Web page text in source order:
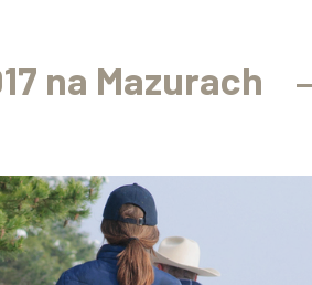
na Mazurach